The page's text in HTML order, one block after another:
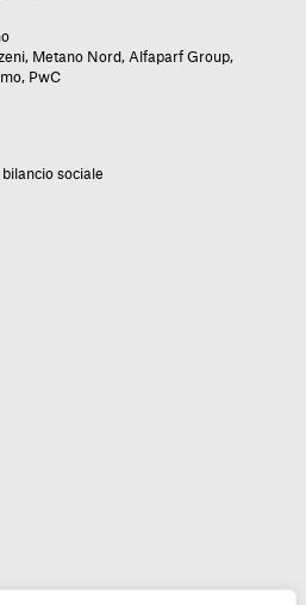
, Metano Nord, Alfaparf Group,
, PwC
sociale